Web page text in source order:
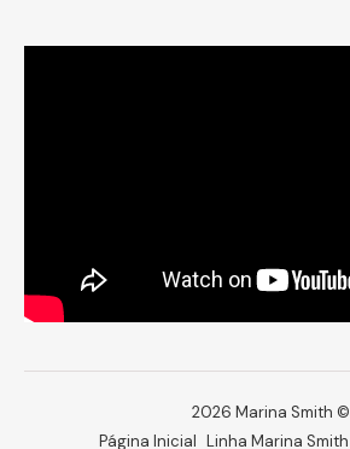
2026 Marina Smith ©
Página Inicial Linha Marina Smith